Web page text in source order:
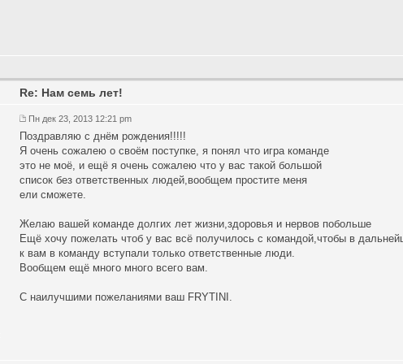
Re: Нам семь лет!
Пн дек 23, 2013 12:21 pm
Поздравляю с днём рождения!!!!!
Я очень сожалею о своём поступке, я понял что игра команде
это не моё, и ещё я очень сожалею что у вас такой большой
список без ответственных людей,вообщем простите меня
ели сможете.
Желаю вашей команде долгих лет жизни,здоровья и нервов побольше
Ещё хочу пожелать чтоб у вас всё получилось с командой,чтобы в
к вам в команду вступали только ответственные люди.
Вообщем ещё много много всего вам.
С наилучшими пожеланиями ваш FRYTINI.